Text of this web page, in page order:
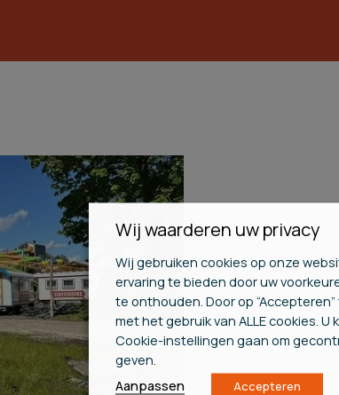
Wij waarderen uw privacy
Wij gebruiken cookies op onze
ervaring te bieden door uw
te onthouden. Door op
met het gebruik van ALLE cookies.
Cookie-instellingen gaan om
geven.
Aanpassen
Accepteren